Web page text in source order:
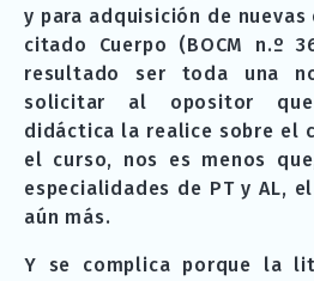
y para adquisición de
citado Cuerpo (BOCM n.º
resultado ser toda una
solicitar al opositor que
didáctica la realice sobre el
el curso, nos es menos
especialidades de PT y AL,
aún más.
Y se complica porque la